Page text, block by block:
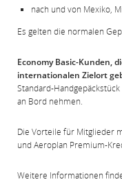
nach und von Mexiko,
Es gelten die normalen
Economy Basic-Kunden,
internationalen Zielort
Standard-
an Bord nehmen.
Die Vorteile für Mitglieder
und Aeroplan Premium-
Weitere Informationen